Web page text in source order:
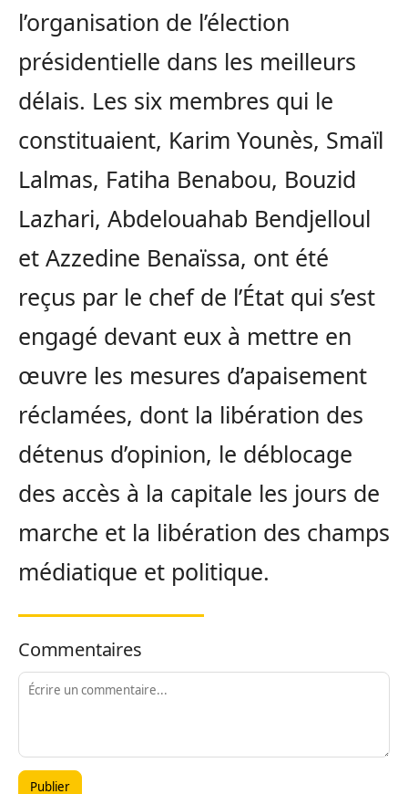
l’organisation de l’élection
présidentielle dans les meilleurs
délais. Les six membres qui le
constituaient, Karim Younès, Smaïl
Lalmas, Fatiha Benabou, Bouzid
Lazhari, Abdelouahab Bendjelloul
et Azzedine Benaïssa, ont été
reçus par le chef de l’État qui s’est
engagé devant eux à mettre en
œuvre les mesures d’apaisement
réclamées, dont la libération des
détenus d’opinion, le déblocage
des accès à la capitale les jours de
marche et la libération des champs
médiatique et politique.
Commentaires
Publier